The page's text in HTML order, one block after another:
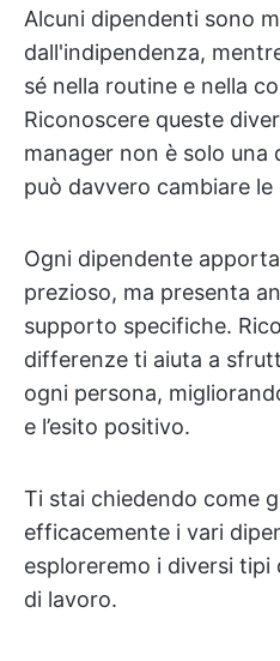
Alcuni dipendenti sono
dall'indipendenza,
sé nella routine e nella
Riconoscere queste
manager non è solo una
può davvero cambiare
Ogni dipendente
prezioso, ma presenta
supporto specifiche.
differenze ti aiuta a
ogni persona,
e l’esito positivo.
Ti stai chiedendo come
efficacemente i vari
esploreremo i diversi
di lavoro.